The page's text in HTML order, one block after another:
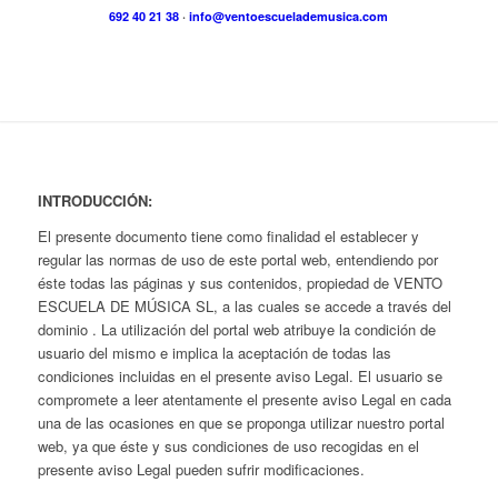
692 40 21 38 ·info@ventoescuelademusica.com
INTRODUCCIÓN:
El presente documento tiene como finalidad el establecer y
regular las normas de uso de este portal web, entendiendo por
éste todas las páginas y sus contenidos, propiedad de VENTO
ESCUELA DE MÚSICA SL, a las cuales se accede a través del
dominio . La utilización del portal web atribuye la condición de
usuario del mismo e implica la aceptación de todas las
condiciones incluidas en el presente aviso Legal. El usuario se
compromete a leer atentamente el presente aviso Legal en cada
una de las ocasiones en que se proponga utilizar nuestro portal
web, ya que éste y sus condiciones de uso recogidas en el
presente aviso Legal pueden sufrir modificaciones.